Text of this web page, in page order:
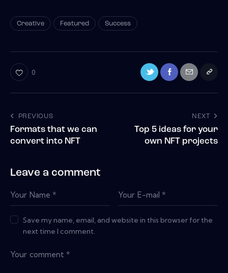
Creative Featured Success
0
PREVIOUS
Formats that we can
convert into NFT
NEXT
Top 5 ideas for your
own NFT projects
Leave a comment
Save my name, email, and website in this browser for the
next time I comment.